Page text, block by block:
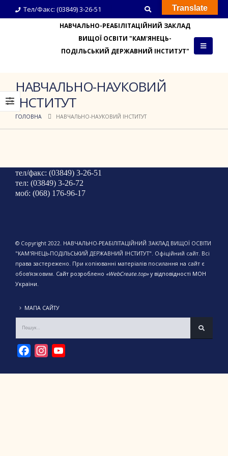
Тел/Факс: (03849) 3-26-51
НАВЧАЛЬНО-РЕАБІЛІТАЦІЙНИЙ ЗАКЛАД
ВИЩОЇ ОСВІТИ "КАМ'ЯНЕЦЬ-
ПОДІЛЬСЬКИЙ ДЕРЖАВНИЙ ІНСТИТУТ"
НАВЧАЛЬНО-НАУКОВИЙ
ІНСТИТУТ
ГОЛОВНА НАВЧАЛЬНО-НАУКОВИЙ ІНСТИТУТ
тел/факс: (03849) 3-26-51
тел: (03849) 3-26-72
моб: (068) 176-96-17
© Copyright 2022. НАВЧАЛЬНО-РЕАБІЛІТАЦІЙНИЙ ЗАКЛАД ВИЩОЇ ОСВІТИ
"КАМ'ЯНЕЦЬ-ПОДІЛЬСЬКИЙ ДЕРЖАВНИЙ ІНСТИТУТ". Офіційний сайт. Всі
права застережено. При копіюванні матеріалів посилання на сайт є
обов'язковим. Сайт розроблено «WebCreate.top»у відповідності МОН
України.
МАПА САЙТУ
FacebookInstagram
Translate